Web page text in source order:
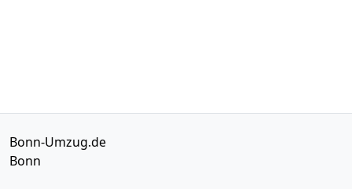
Bonn-Umzug.de
Bonn